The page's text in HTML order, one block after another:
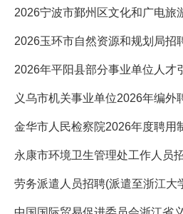
2026玉环市自然资源和规划局招
2026年平阳县部分事业单位人才
义乌市机关事业单位2026年编外
永康市环境卫生管理处工作人员